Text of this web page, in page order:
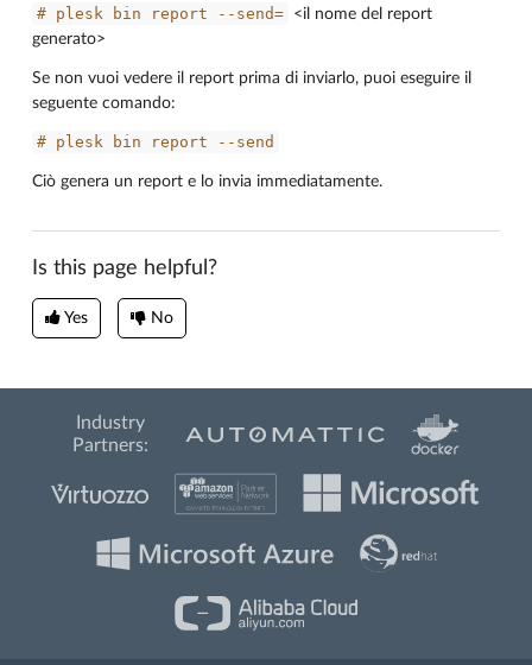
# plesk bin report --send=
<il nome del report
generato>
Se non vuoi vedere il report prima di inviarlo, puoi eseguire il
seguente comando:
# plesk bin report --send
Ciò genera un report e lo invia immediatamente.
Is this page helpful?
Yes No
Industry
Partners: